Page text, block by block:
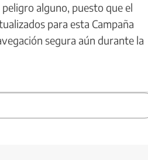
alguno, puesto que el
para esta Campaña
segura aún durante la